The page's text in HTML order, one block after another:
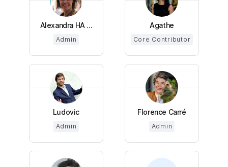
Alexandra HA ...
Admin
Agathe
Core Contributor
Ludovic
Admin
Florence Carré
Admin